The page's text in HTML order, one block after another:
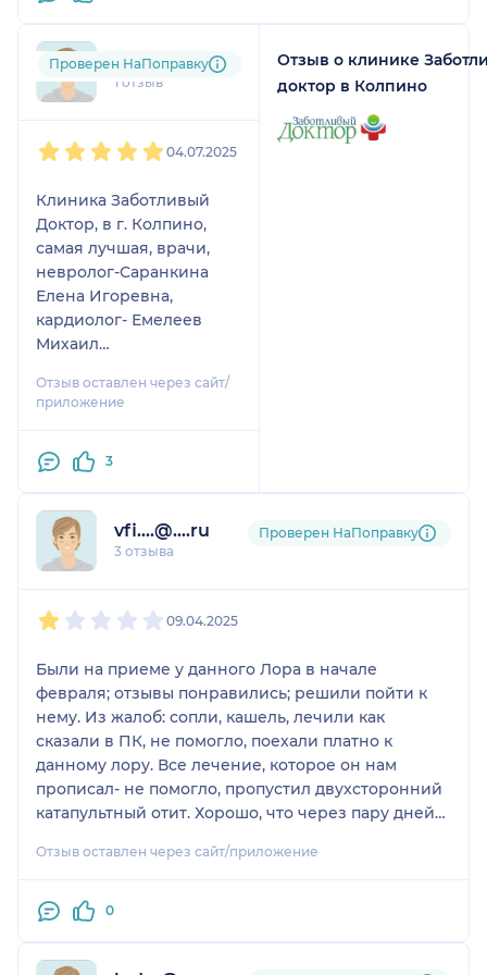
nad....@....com
1 отзыв
Проверен НаПоправку
04.07.2025
Клиника Заботливый
Доктор, в г. Колпино,
самая лучшая, врачи,
невролог-Саранкина
Елена Игоревна,
кардиолог- Емелеев
Михаил
врач- Махач, весь
мед.персонал, начиная
процедурные сёстры,
многие другие, это
действительно
профессиональный
своё дело, всегда
доброжелательны,
подскажут, назначат
Грамотное лечение, в
общем просто приятно
туда ходить, и не важно,
планово, или по
болезни, на ноги
поставят очень быстро.
РЕКОМЕНДУЮ ЭТУ
Отзыв оставлен через сайт/
приложение
3
Отзыв о клинике
доктор в Колпино
vfi....@....ru
3 отзыва
Проверен НаПоправку
09.04.2025
Были на приеме у данного Лора в начале
февраля; отзывы понравились; решили пойти к
нему. Из жалоб: сопли, кашель, лечили как
сказали в ПК, не помогло, поехали платно к
данному лору. Все лечение, которое он нам
прописал- не помогло, пропустил двухсторонний
катапультный отит. Хорошо, что через пару дней
поехали в НИИ ЛОР на Бронницкой, где и
доктору не рекомендую ходить от слова совсем,
бактериофаги, которые надо наматывать на
Отзыв оставлен через сайт/приложение
0